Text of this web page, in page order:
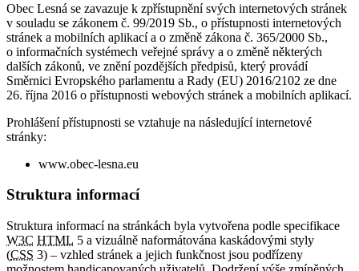
Obec Lesná se zavazuje k zpřístupnění svých internetových stránek
v souladu se zákonem č. 99/2019 Sb., o přístupnosti internetových
stránek a mobilních aplikací a o změně zákona č. 365/2000 Sb.,
o informačních systémech veřejné správy a o změně některých
dalších zákonů, ve znění pozdějších předpisů, který provádí
Směrnici Evropského parlamentu a Rady (EU) 2016/2102 ze dne
26. října 2016 o přístupnosti webových stránek a mobilních aplikací.
Prohlášení přístupnosti se vztahuje na následující internetové
stránky:
www.obec-lesna.eu
Struktura informací
Struktura informací na stránkách byla vytvořena podle specifikace
W3C HTML 5 a vizuálně naformátována kaskádovými styly
(CSS 3) – vzhled stránek a jejich funkčnost jsou podřízeny